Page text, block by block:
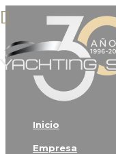
Inicio
Empresa